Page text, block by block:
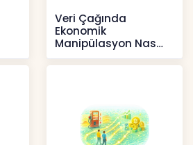
Veri Çağında
Ekonomik
Manipülasyon Nasıl
Şekil Değiştirdi?
İçerikler